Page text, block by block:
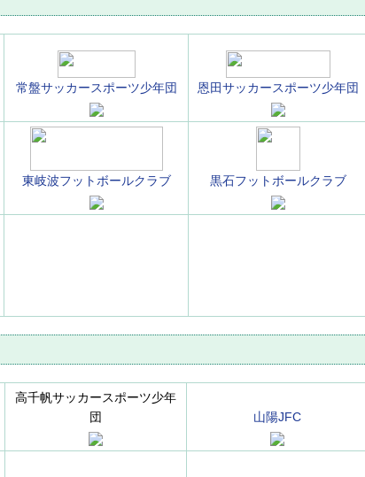
常盤サッカースポーツ少年団 恩田サッカースポーツ少年団
東岐波フットボールクラブ 黒石フットボールクラブ
高千帆サッカースポーツ少年
団
山陽JFC